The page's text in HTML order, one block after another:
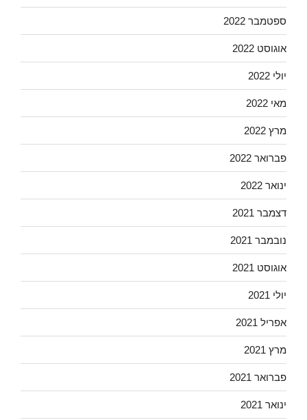
ספטמבר 2022
אוגוסט 2022
יולי 2022
מאי 2022
מרץ 2022
פברואר 2022
ינואר 2022
דצמבר 2021
נובמבר 2021
אוגוסט 2021
יולי 2021
אפריל 2021
מרץ 2021
פברואר 2021
ינואר 2021